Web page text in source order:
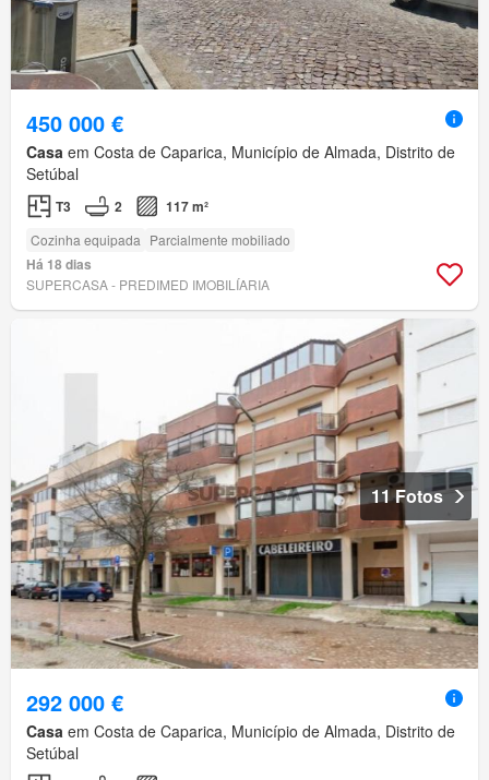
450 000 €
Casa em Costa de Caparica, Município de Almada, Distrito de
Setúbal
T3 2 117 m²
Cozinha equipada Parcialmente mobiliado
Há 18 dias
SUPERCASA - PREDIMED IMOBILÍARIA
11 Fotos
292 000 €
Casa em Costa de Caparica, Município de Almada, Distrito de
Setúbal